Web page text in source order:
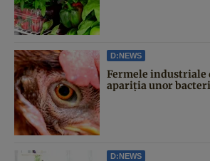
D:NEWS
Fermele industriale
apariția unor
D:NEWS